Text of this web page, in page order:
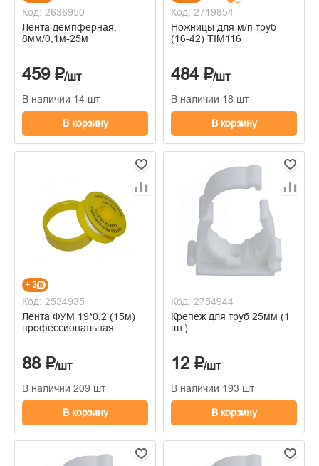
Код: 2636950
Лента демпферная,
8мм/0,1м-25м
459 ₽/шт
В наличии 14 шт
В корзину
Код: 2719854
Ножницы для м/п труб
(16-42) TIM116
484 ₽/шт
В наличии 18 шт
В корзину
+ 3
Код: 2534935
Лента ФУМ 19*0,2 (15м)
профессиональная
88 ₽/шт
В наличии 209 шт
В корзину
Код: 2754944
Крепеж для труб 25мм (1
шт.)
12 ₽/шт
В наличии 193 шт
В корзину